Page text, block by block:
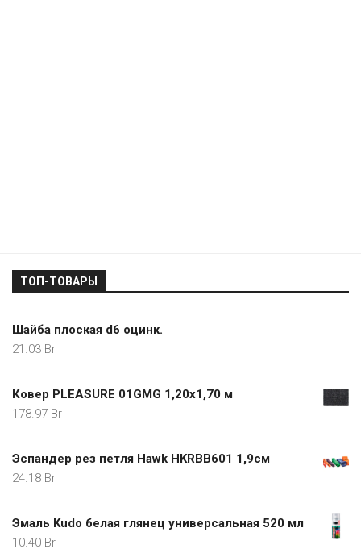
ТОП-ТОВАРЫ
Шайба плоская d6 оцинк.
21.03 Br
Ковер PLEASURE 01GMG 1,20x1,70 м
178.97 Br
Эспандер рез петля Hawk HKRBB601 1,9см
24.18 Br
Эмаль Kudo белая глянец универсальная 520 мл
10.40 Br